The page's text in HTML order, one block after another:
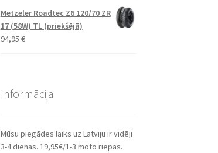
Metzeler Roadtec Z6 120/70 ZR
17 (58W) TL (priekšējā)
94,95 €
Informācija
Mūsu piegādes laiks uz Latviju ir vidēji
3-4 dienas. 19,95€/1-3 moto riepas.